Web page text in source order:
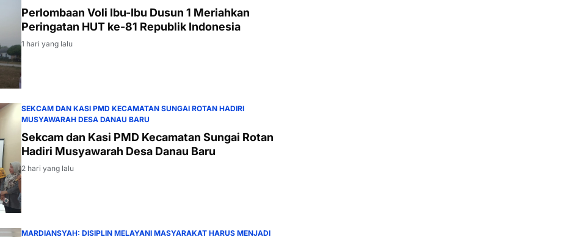
Perlombaan Voli Ibu-Ibu Dusun 1 Meriahkan
Peringatan HUT ke-81 Republik Indonesia
1 hari yang lalu
SEKCAM DAN KASI PMD KECAMATAN SUNGAI ROTAN HADIRI
MUSYAWARAH DESA DANAU BARU
Sekcam dan Kasi PMD Kecamatan Sungai Rotan
Hadiri Musyawarah Desa Danau Baru
2 hari yang lalu
MARDIANSYAH: DISIPLIN MELAYANI MASYARAKAT HARUS MENJADI